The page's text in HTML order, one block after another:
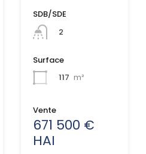
SDB/SDE
2
Surface
117 m²
Vente
671 500 €
HAI